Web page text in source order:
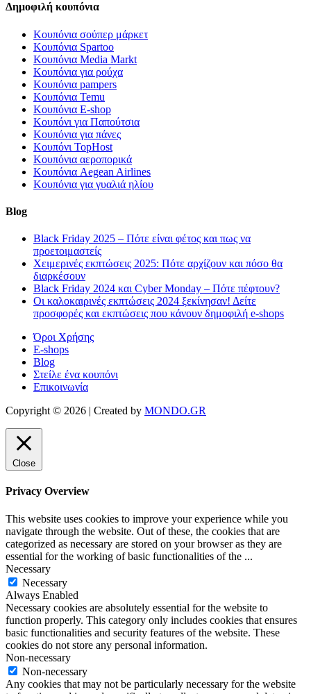
Δημοφιλή κουπόνια
Κουπόνια σούπερ μάρκετ
Κουπόνια Spartoo
Κουπόνια Media Markt
Κουπόνια για ρούχα
Κουπόνια pampers
Κουπόνια Temu
Κουπόνια E-shop
Κουπόνι για Παπούτσια
Κουπόνια για πάνες
Κουπόνι TopHost
Κουπόνια αεροπορικά
Κουπόνια Aegean Airlines
Κουπόνια για γυαλιά ηλίου
Blog
Black Friday 2025 – Πότε είναι φέτος και πως να
προετοιμαστείς
Χειμερινές εκπτώσεις 2025: Πότε αρχίζουν και πόσο θα
διαρκέσουν
Black Friday 2024 και Cyber Monday – Πότε πέφτουν?
Οι καλοκαιρινές εκπτώσεις 2024 ξεκίνησαν! Δείτε
προσφορές και εκπτώσεις που κάνουν δημοφιλή e-shops
Όροι Χρήσης
E-shops
Blog
Στείλε ένα κουπόνι
Επικοινωνία
Copyright © 2026 | Created by MONDO.GR
Close
Privacy Overview
This website uses cookies to improve your experience while you
navigate through the website. Out of these, the cookies that are
categorized as necessary are stored on your browser as they are
essential for the working of basic functionalities of the ...
Necessary
Necessary
Always Enabled
Necessary cookies are absolutely essential for the website to
function properly. This category only includes cookies that ensures
basic functionalities and security features of the website. These
cookies do not store any personal information.
Non-necessary
Non-necessary
Any cookies that may not be particularly necessary for the website